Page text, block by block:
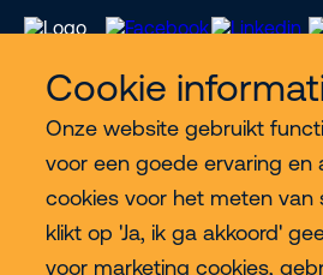
Cookie
Onze website gebruikt
voor een goede ervaring en
cookies voor het meten van
klikt op 'Ja, ik ga akkoord'
voor marketing cookies,
Meer Riwal
Industries